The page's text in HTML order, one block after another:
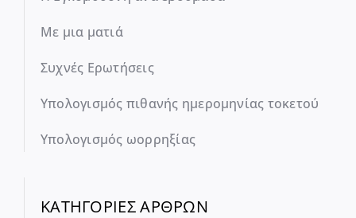
Με μια ματιά
Συχνές Ερωτήσεις
Υπολογισμός πιθανής ημερομηνίας τοκετού
Υπολογισμός ωορρηξίας
ΚΑΤΗΓΟΡΙΕΣ ΑΡΘΡΩΝ